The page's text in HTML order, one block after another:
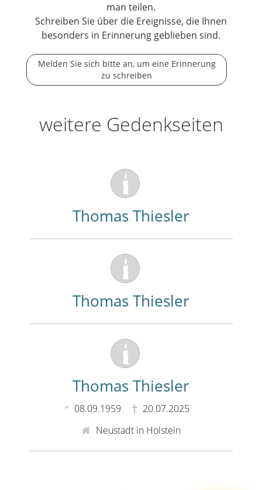
man teilen.
Schreiben Sie über die Ereignisse, die Ihnen
besonders in Erinnerung geblieben sind.
Melden Sie sich bitte an, um eine Erinnerung
zu schreiben
weitere Gedenkseiten
Thomas Thiesler
Thomas Thiesler
Thomas Thiesler
08.09.1959
20.07.2025
Neustadt in Holstein